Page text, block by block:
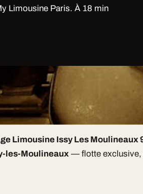
Limousine Paris. À 18 min
Mariage Limousine Issy Les
les 4 ans, intérieurs entretenus
Limousine Issy Les Moulineaux
les-Moulineaux — flotte exclusive,